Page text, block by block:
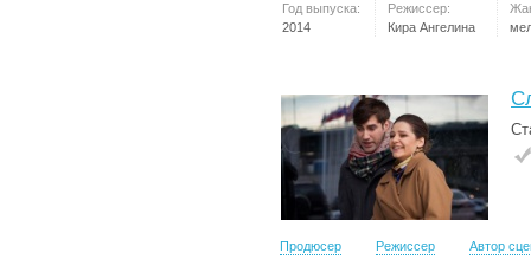
Год выпуска:
2014
Режиссер:
Кира Ангелина
Продюсер Режиссер Автор